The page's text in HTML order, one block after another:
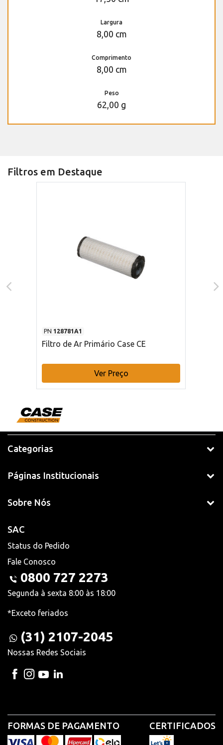
Largura
8,00 cm
Comprimento
8,00 cm
Peso
62,00 g
Filtros em Destaque
PN 128781A1
Filtro de Ar Primário Case CE
Ver Preço
Categorias
Páginas Institucionais
Sobre Nós
SAC
Status do Pedido
Fale Conosco
0800 727 2273
Segunda à sexta 8:00 às 18:00
*Exceto feriados
(31) 2107-2045
Nossas Redes Sociais
FORMAS DE PAGAMENTO CERTIFICADOS